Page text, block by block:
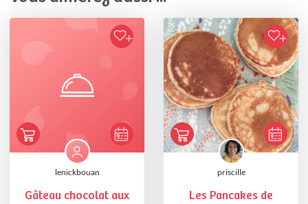
lenickbouan
Gâteau chocolat aux
priscille
Les Pancakes de